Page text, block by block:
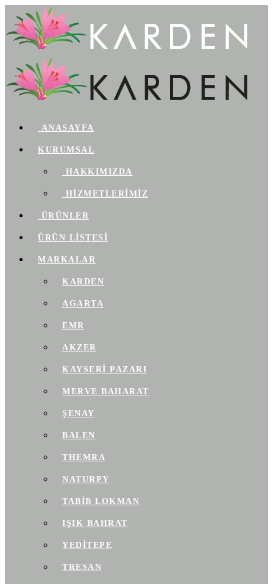
ANASAYFA
KURUMSAL
HAKKIMIZDA
HİZMETLERİMİZ
ÜRÜNLER
ÜRÜN LİSTESİ
MARKALAR
KARDEN
AGARTA
EMR
AKZER
KAYSERI PAZARI
MERVE BAHARAT
ŞENAY
BALEN
THEMRA
NATURPY
TABIB LOKMAN
IŞIK BAHRAT
YEDITEPE
TRESAN